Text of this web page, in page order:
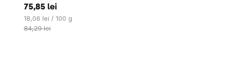
75,85 lei
Evaluare
preţ:
18,06 lei / 100 g
84,29 lei